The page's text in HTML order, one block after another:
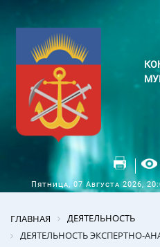
Пятница, 07 Августа 2026,
ГЛАВНАЯ
ДЕЯТЕЛЬНОСТЬ
ДЕЯТЕЛЬНОСТЬ ЭКСПЕРТНО-